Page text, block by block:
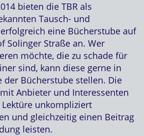
bieten die TBR als
Tausch- und
eine Bücherstube auf
Solinger Straße an. Wer
möchte, die zu schade für
sind, kann diese gerne in
der Bücherstube stellen. Die
Anbieter und Interessenten
unkompliziert
und gleichzeitig einen Beitrag
leisten.